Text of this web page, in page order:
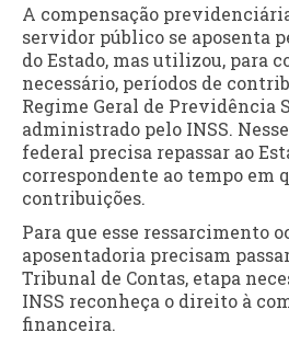
A compensação
servidor público se aposenta
do Estado, mas utilizou, para
necessário, períodos de
Regime Geral de Previdência
administrado pelo INSS.
federal precisa repassar ao
correspondente ao tempo em
contribuições.
Para que esse ressarcimento
aposentadoria precisam
Tribunal de Contas, etapa
INSS reconheça o direito à
financeira.